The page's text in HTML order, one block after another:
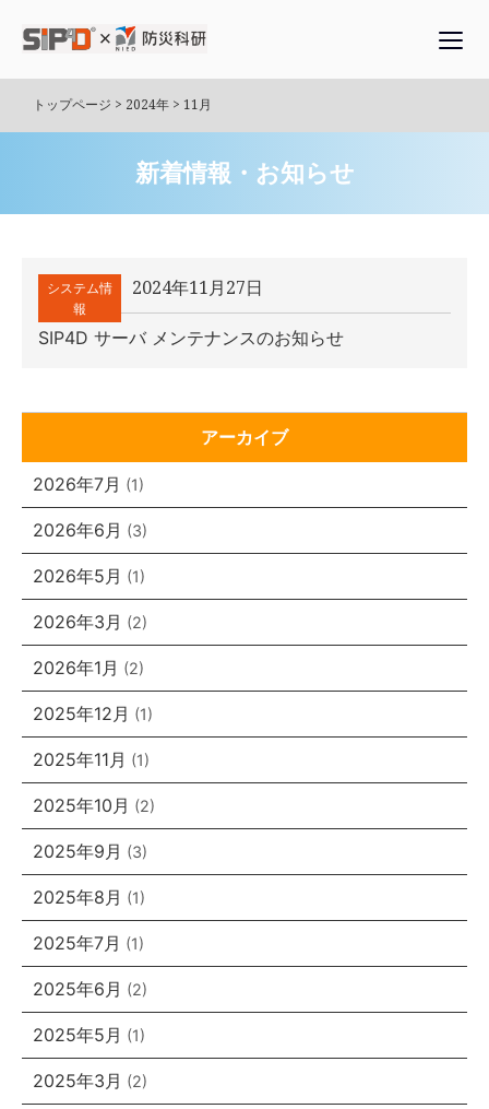
トップページ > 2024年 > 11月
新着情報・お知らせ
2024年11月27日
システム情
報
SIP4D サーバ メンテナンスのお知らせ
アーカイブ
2026年7月 (1)
2026年6月 (3)
2026年5月 (1)
2026年3月 (2)
2026年1月 (2)
2025年12月 (1)
2025年11月 (1)
2025年10月 (2)
2025年9月 (3)
2025年8月 (1)
2025年7月 (1)
2025年6月 (2)
2025年5月 (1)
2025年3月 (2)